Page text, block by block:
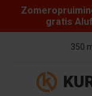
Skip to content
gratis
350